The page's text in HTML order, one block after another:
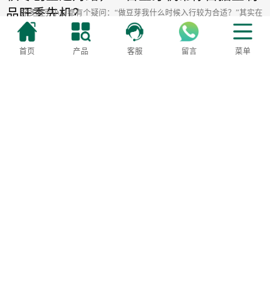
品旺季先机？
好多新手小白都有个疑问：“做豆芽我什么时候入行较为合适？”其实在
豆贵妃看来，当下就比较合适。为什么这么说呢？因为豆制品10月份以后
就是旺季，现在入行做豆芽，趁着这段时间打基础、熟悉客源、积累渠
道，刚好能为冬天的消费高峰做好准备
首页 产品 客服 留言 菜单